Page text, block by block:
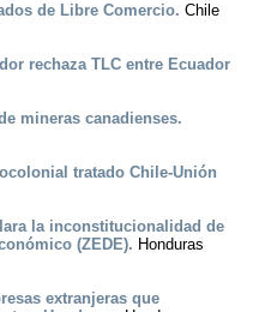
de Libre Comercio. Chile
rechaza TLC entre Ecuador
mineras canadienses.
tratado Chile-Unión
la inconstitucionalidad de
(ZEDE). Honduras
extranjeras que